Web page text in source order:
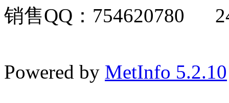
销售QQ：754620780
Powered by MetInfo 5.2.10